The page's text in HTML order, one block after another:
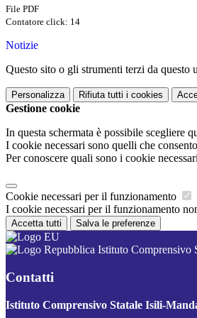
File PDF
Contatore click: 14
Notizie
Questo sito o gli strumenti terzi da
Personalizza Rifiuta tutti i cookies
Gestione cookie
In questa schermata è possibile scegliere
I cookie necessari sono quelli che
Per conoscere quali sono i cookie
Cookie necessari per il funzionamento
I cookie necessari per il funzionamento
Accetta tutti Salva le preferenze
Istituto Comprensivo
Contatti
Istituto Comprensivo Statale Isili-